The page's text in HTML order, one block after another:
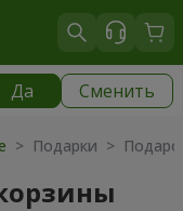
Да Сменить
> Подарки >